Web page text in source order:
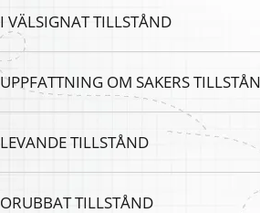
I VÄLSIGNAT TILLSTÅND
UPPFATTNING OM SAKERS
LEVANDE TILLSTÅND
ORUBBAT TILLSTÅND